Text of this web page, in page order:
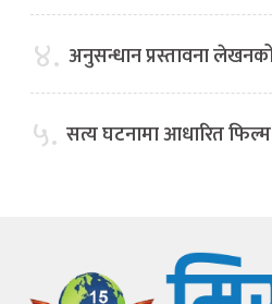
४. अनुसन्धान प्रस्तावना
५. सत्य घटनामा आधारित फिल्म